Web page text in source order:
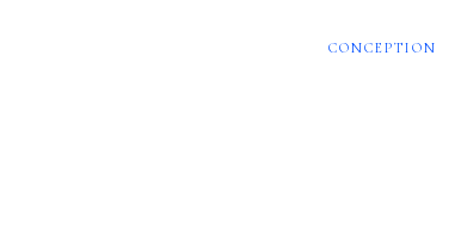
CONCEPTION